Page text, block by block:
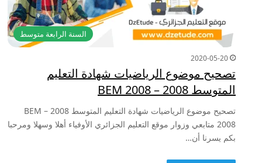
السنة الرابعة متوسط
2020-05-20
تصحيح موضوع الرياضيات شهادة التعليم
المتوسط 2008 – BEM 2008
تصحيح موضوع الرياضيات شهادة التعليم المتوسط 2008 – BEM
2008 متابعي وزوار موقع التعليم الجزائري الأوفياء أهلا وسهلا ومرحبا
بكم يسرنا أن…